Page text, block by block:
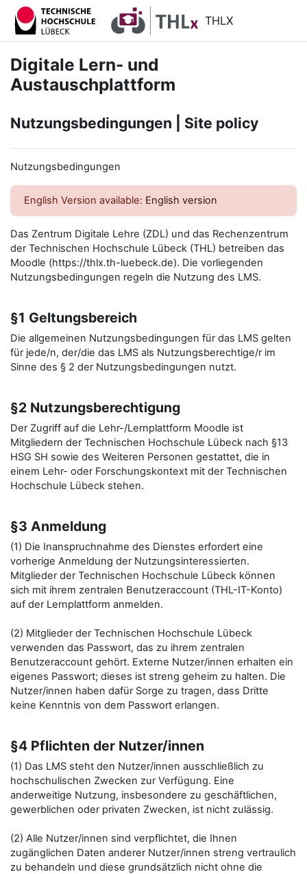
Zum Hauptinhalt
THLX
Digitale Lern- und
Austauschplattform
Nutzungsbedingungen | Site policy
Nutzungsbedingungen
English Version available: English version
Das Zentrum Digitale Lehre (ZDL) und das Rechenzentrum
der Technischen Hochschule Lübeck (THL) betreiben das
Moodle (https://thlx.th-luebeck.de). Die vorliegenden
Nutzungsbedingungen regeln die Nutzung des LMS.
§1 Geltungsbereich
Die allgemeinen Nutzungsbedingungen für das LMS gelten
für jede/n, der/die das LMS als Nutzungsberechtige/r im
Sinne des § 2 der Nutzungsbedingungen nutzt.
§2 Nutzungsberechtigung
Der Zugriff auf die Lehr-/Lernplattform Moodle ist
Mitgliedern der Technischen Hochschule Lübeck nach §13
HSG SH sowie des Weiteren Personen gestattet, die in
einem Lehr- oder Forschungskontext mit der Technischen
Hochschule Lübeck stehen.
§3 Anmeldung
(1) Die Inanspruchnahme des Dienstes erfordert eine
vorherige Anmeldung der Nutzungsinteressierten.
Mitglieder der Technischen Hochschule Lübeck können
sich mit ihrem zentralen Benutzeraccount (THL-IT-Konto)
auf der Lernplattform anmelden.
(2) Mitglieder der Technischen Hochschule Lübeck
verwenden das Passwort, das zu ihrem zentralen
Benutzeraccount gehört. Externe Nutzer/innen erhalten ein
eigenes Passwort; dieses ist streng geheim zu halten. Die
Nutzer/innen haben dafür Sorge zu tragen, dass Dritte
keine Kenntnis von dem Passwort erlangen.
§4 Pflichten der Nutzer/innen
(1) Das LMS steht den Nutzer/innen ausschließlich zu
hochschulischen Zwecken zur Verfügung. Eine
anderweitige Nutzung, insbesondere zu geschäftlichen,
gewerblichen oder privaten Zwecken, ist nicht zulässig.
(2) Alle Nutzer/innen sind verpflichtet, die Ihnen
zugänglichen Daten anderer Nutzer/innen streng vertraulich
zu behandeln und diese grundsätzlich nicht ohne die